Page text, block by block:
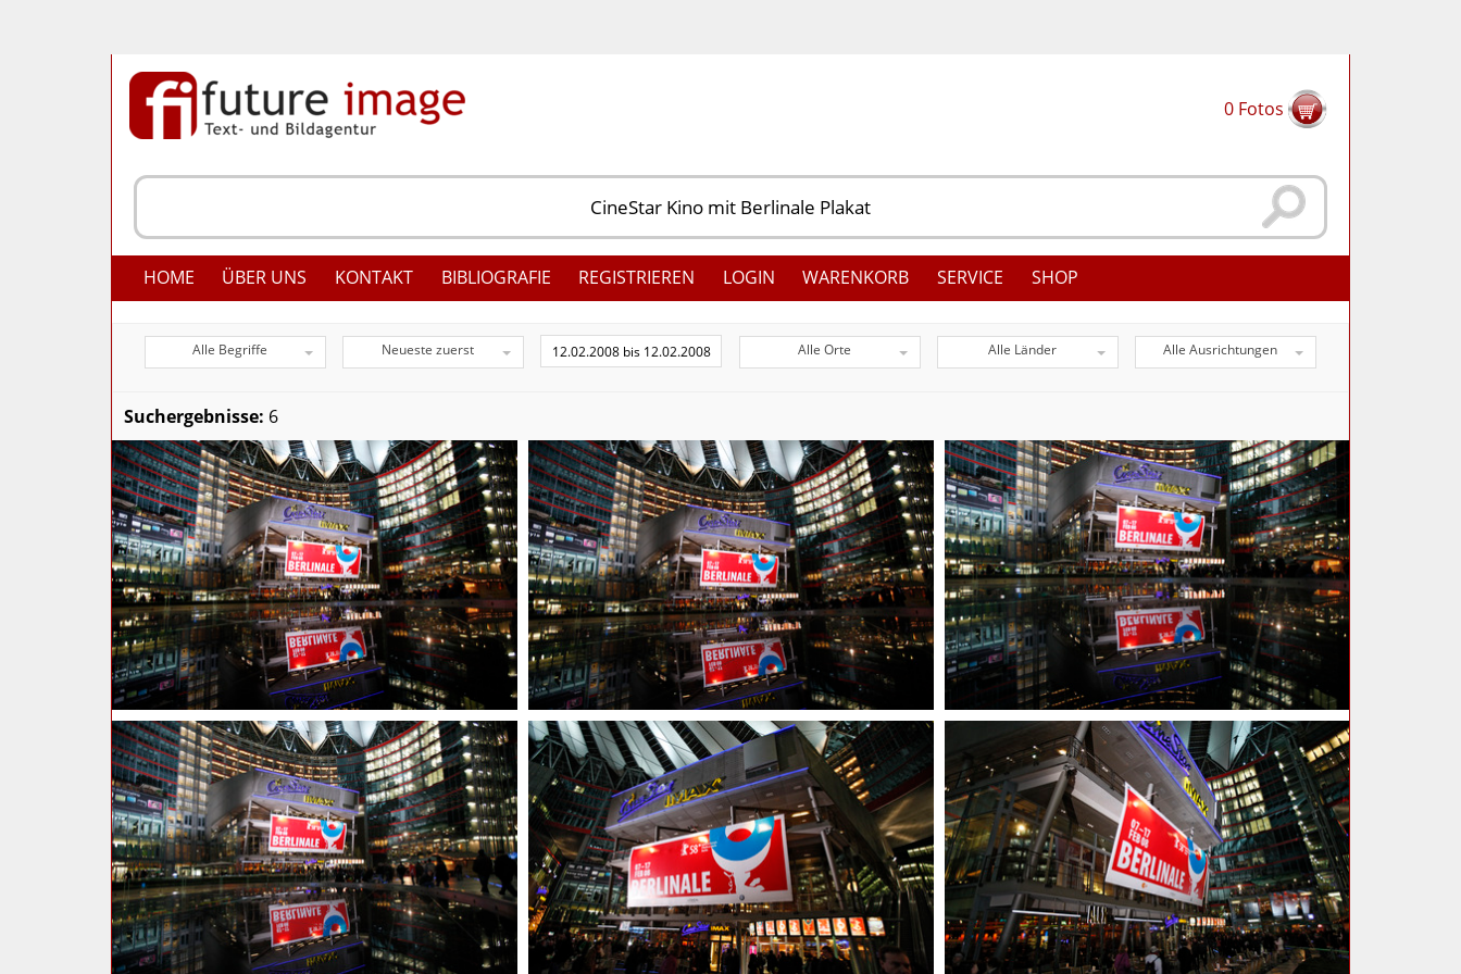
0 Fotos
HOME ÜBER UNS KONTAKT BIBLIOGRAFIE REGISTRIEREN LOGIN WARENKORB SERVICE SHOP
Alle Begriffe Neueste zuerst Alle Orte Alle Länder Alle Ausrichtungen
Suchergebnisse: 6